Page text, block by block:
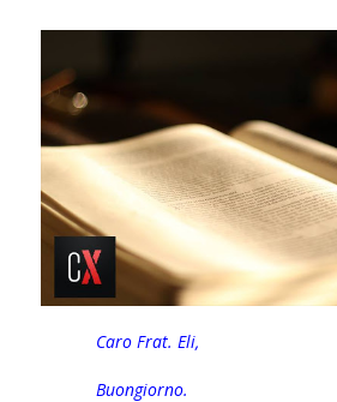
Caro Frat. Eli,
Buongiorno.